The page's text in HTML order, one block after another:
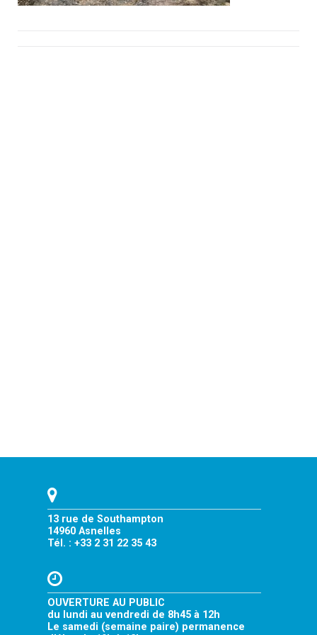
13 rue de Southampton
14960 Asnelles
Tél. : +33 2 31 22 35 43
OUVERTURE AU PUBLIC
du lundi au vendredi de 8h45 à 12h
Le samedi (semaine paire) permanence